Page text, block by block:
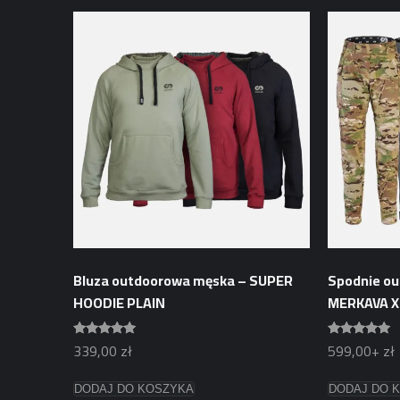
ma
wariantów.
Opcje
można
wybrać
na
stronie
produktu
ma
wiele
wariantów.
Opcje
można
wybrać
na
stronie
produktu
Bluza outdoorowa męska – SUPER
HOODIE PLAIN
Oceniono
5.00
339,00 zł
Ten
DODAJ DO KOSZYKA
Spodnie
MERKAVA X
Oceniono
5.00
599,00+ zł
Ten
DODAJ DO